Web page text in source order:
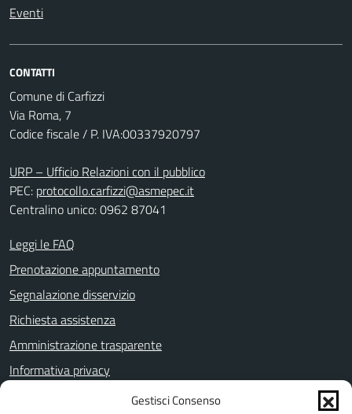
Gestisci Consenso
Eventi
CONTATTI
Comune di Carfizzi
Via Roma, 7
Codice fiscale / P. IVA:00337920797
URP – Ufficio Relazioni con il pubblico
PEC: protocollo.carfizzi@asmepec.it
Centralino unico: 0962 87041
Leggi le FAQ
Prenotazione appuntamento
Segnalazione disservizio
Richiesta assistenza
Amministrazione trasparente
Informativa privacy